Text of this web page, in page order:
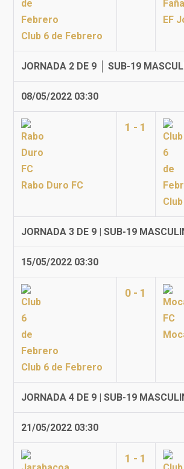
Club 6 de Febrero
EF
JORNADA 2 DE 9 │ SUB-19
08/05/2022 03:30
Rabo Duro FC
1 - 1
JORNADA 3 DE 9 | SUB-19
15/05/2022 03:30
Club 6 de Febrero
0 - 1
JORNADA 4 DE 9 | SUB-19
21/05/2022 03:30
1 - 1